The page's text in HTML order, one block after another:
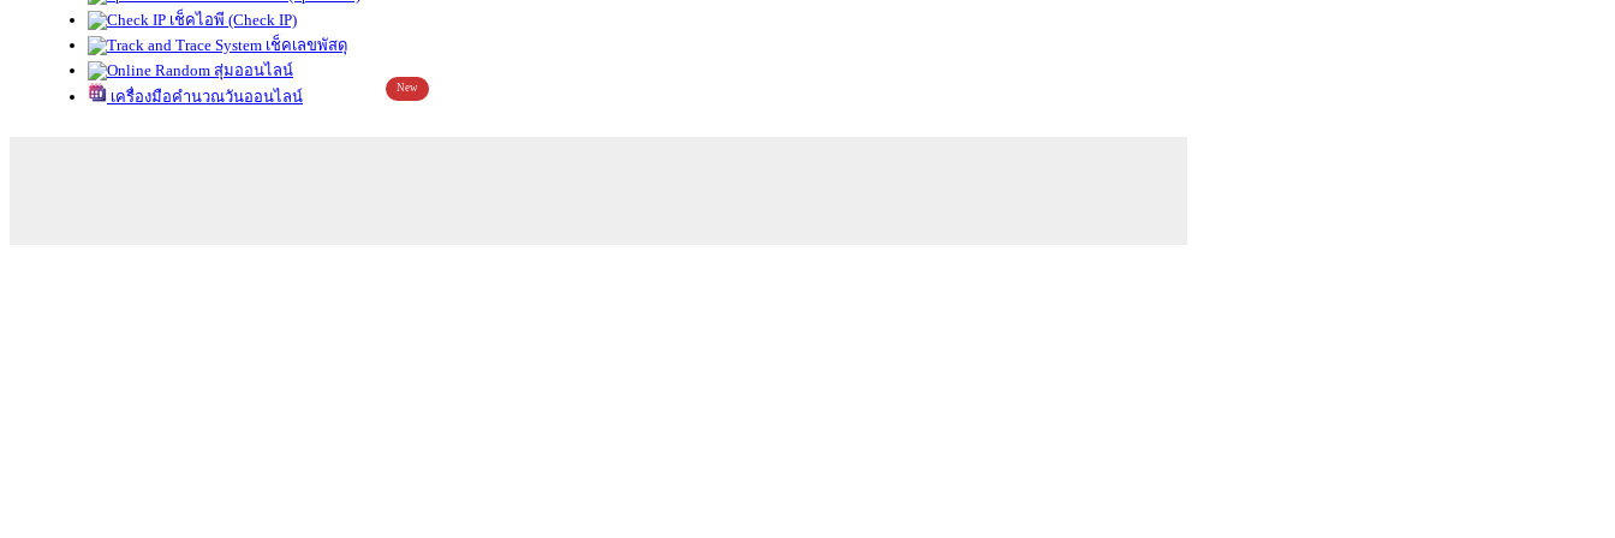
เช็คไอพี (Check IP)
เช็คเลขพัสดุ
สุ่มออนไลน์
เครื่องมือคำนวณวันออนไลน์
New